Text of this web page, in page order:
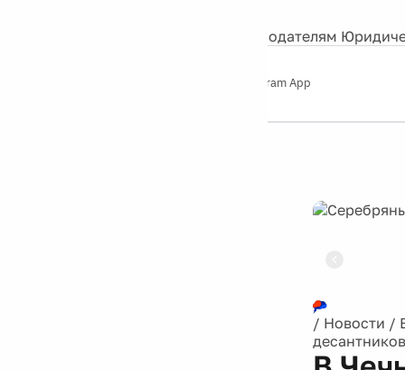
Рекламодателям
Telegram App
/ Новости /
десантников